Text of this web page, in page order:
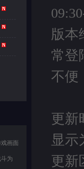
画面
为
版本
常登
不便
更新
显示
更新